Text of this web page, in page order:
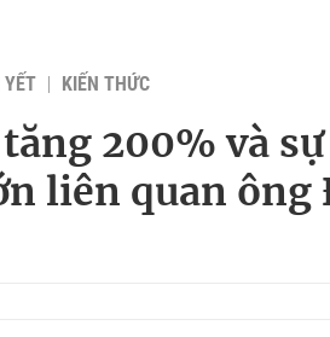
YẾT KIẾN THỨC
200% và
liên quan ông